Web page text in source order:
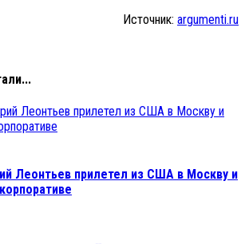
Источник: argumenti.ru
Леонтьев прилетел из США в Москву и